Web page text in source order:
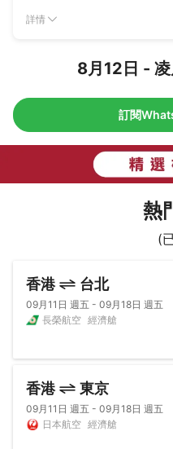
詳情
8月12日 -
訂閱
熱
(
香港 台北
09月11日 週五 - 09月18日 週五
長榮航空 經濟艙
香港 東京
09月11日 週五 - 09月18日 週五
日本航空 經濟艙